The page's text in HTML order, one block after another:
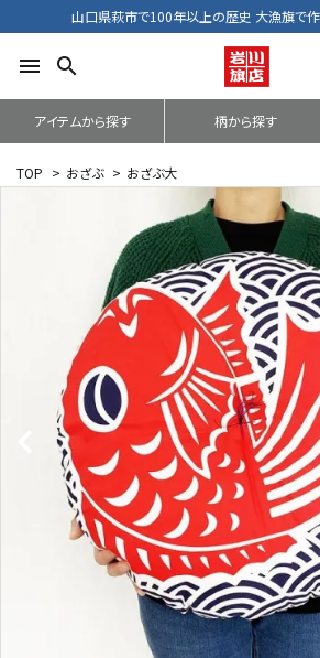
山口県萩市で100年以上の歴史 大漁旗で
menu search
アイテムから探す 柄から探す
TOP > おざぶ > おざぶ大